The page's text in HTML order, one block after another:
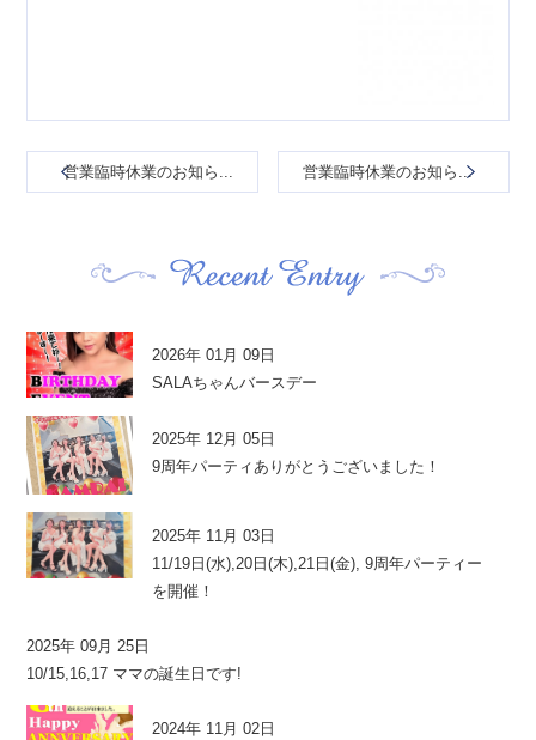
営業臨時休業のお知ら... 営業臨時休業のお知ら...
2026年 01月 09日
SALAちゃんバースデー
2025年 12月 05日
9周年パーティありがとうございました！
2025年 11月 03日
11/19日(水),20日(木),21日(金), 9周年パーティー
を開催！
2025年 09月 25日
10/15,16,17 ママの誕生日です!
2024年 11月 02日